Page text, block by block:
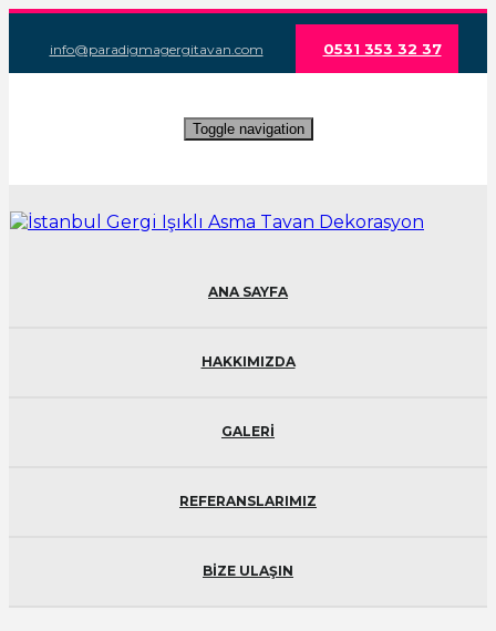
info@paradigmagergitavan.com 0531 353 32 37
Toggle navigation
ANA SAYFA
HAKKIMIZDA
GALERİ
REFERANSLARIMIZ
BİZE ULAŞIN